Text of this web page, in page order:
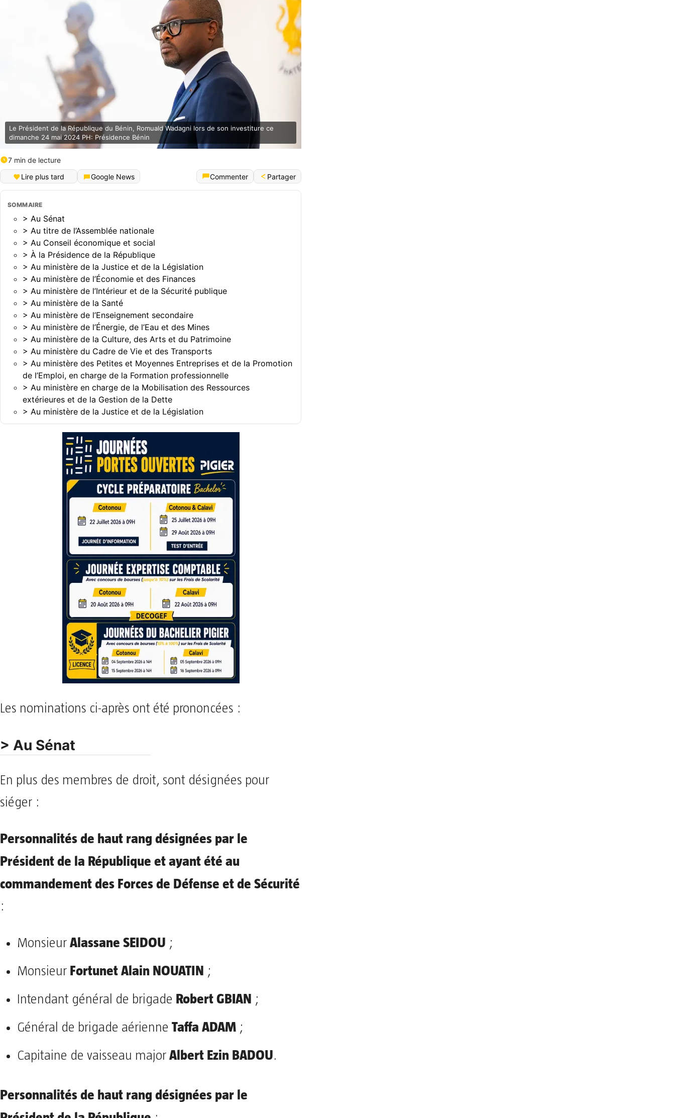
Le Président de la République du Bénin, Romuald Wadagni lors de son investiture ce
dimanche 24 mai 2024 PH: Présidence Bénin
7 min de lecture
Lire plus tard
Google News Commenter Partager
SOMMAIRE
> Au Sénat
> Au titre de l’Assemblée nationale
> Au Conseil économique et social
> À la Présidence de la République
> Au ministère de la Justice et de la Législation
> Au ministère de l’Économie et des Finances
> Au ministère de l’Intérieur et de la Sécurité publique
> Au ministère de la Santé
> Au ministère de l’Enseignement secondaire
> Au ministère de l’Énergie, de l’Eau et des Mines
> Au ministère de la Culture, des Arts et du Patrimoine
> Au ministère du Cadre de Vie et des Transports
> Au ministère des Petites et Moyennes Entreprises et de la Promotion
de l’Emploi, en charge de la Formation professionnelle
> Au ministère en charge de la Mobilisation des Ressources
extérieures et de la Gestion de la Dette
> Au ministère de la Justice et de la Législation
Les nominations ci-après ont été prononcées :
> Au Sénat
En plus des membres de droit, sont désignées pour
siéger :
Personnalités de haut rang désignées par le
Président de la République et ayant été au
commandement des Forces de Défense et de Sécurité
:
Monsieur Alassane SEIDOU ;
Monsieur Fortunet Alain NOUATIN ;
Intendant général de brigade Robert GBIAN ;
Général de brigade aérienne Taffa ADAM;
Capitaine de vaisseau major Albert Ezin BADOU.
Personnalités de haut rang désignées par le